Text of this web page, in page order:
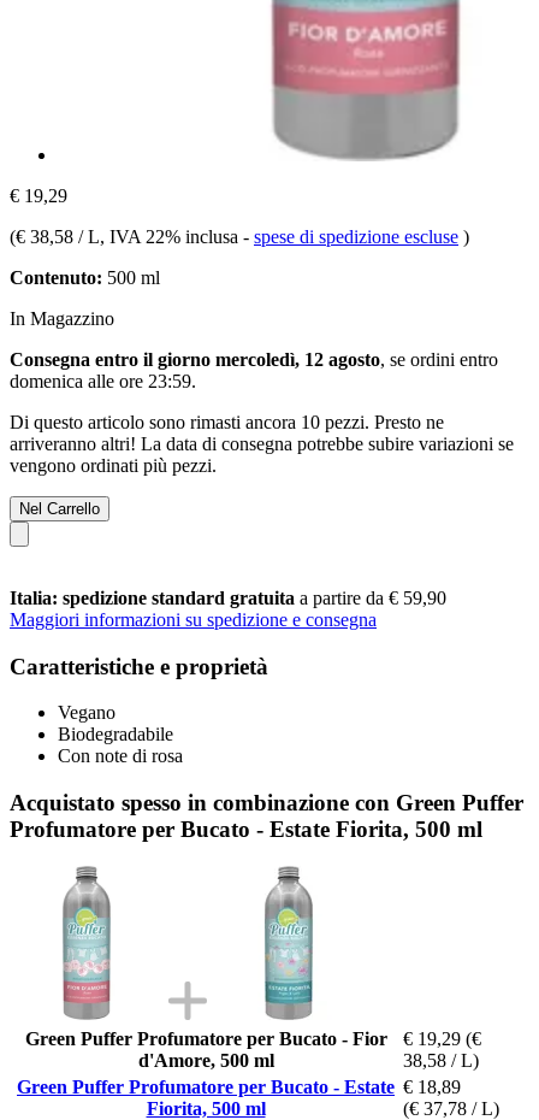
€ 19,29
(€ 38,58 / L, IVA 22% inclusa - spese di spedizione escluse )
Contenuto: 500 ml
In Magazzino
Consegna entro il giorno mercoledì, 12 agosto, se ordini entro
domenica alle ore 23:59.
Di questo articolo sono rimasti ancora 10 pezzi. Presto ne
arriveranno altri! La data di consegna potrebbe subire variazioni se
vengono ordinati più pezzi.
Nel Carrello
Italia: spedizione standard gratuita a partire da € 59,90
Maggiori informazioni su spedizione e consegna
Caratteristiche e proprietà
Vegano
Biodegradabile
Con note di rosa
Acquistato spesso in combinazione con Green Puffer
Profumatore per Bucato - Estate Fiorita, 500 ml
Green Puffer Profumatore per Bucato - Fior
d'Amore, 500 ml
€ 19,29 (€
38,58 / L)
Green Puffer Profumatore per Bucato - Estate
Fiorita, 500 ml
€ 18,89
(€ 37,78 / L)